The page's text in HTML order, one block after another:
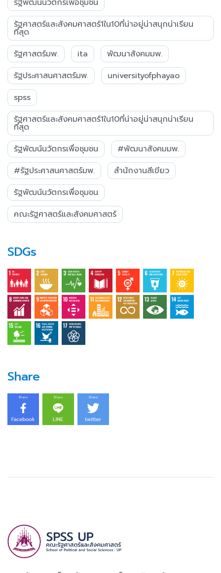
รัฐพัฒน์นวัตกรเพื่อชุมชน
รัฐศาสตร์และสังคมศาสตร์1ใน10ที่น่าอยู่น่าสนุกน่าเรียน
ที่สุด
รัฐศาสตร์มพ.
ita
พัฒนาสังคมมพ.
รัฐประศาสนศาสตร์มพ.
universityofphayao
spss
รัฐศาสตร์และสังคมศาสตร์1ใน10ที่น่าอยู่น่าสนุกน่าเรียน
ที่สุด
รัฐพัฒน์นวัตกรเพื่อชุมชน
#พัฒนาสังคมมพ.
#รัฐประศาสนศาสตร์มพ.
สำนักงานสีเขียว
รัฐพัฒน์นวัตกรเพื่อชุมชน
คณะรัฐศาสตร์และสังคมศาสตร์
SDGs
Share